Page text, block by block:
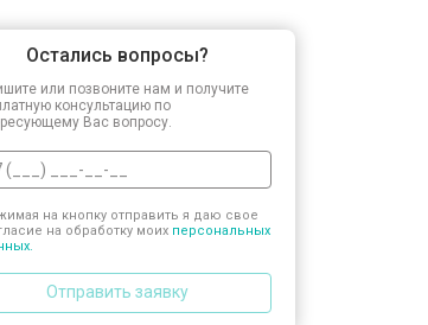
Остались вопросы?
или позвоните нам и получите
консультацию по
Вас вопросу.
на кнопку отправить я даю свое
на обработку моих персональных
Отправить заявку